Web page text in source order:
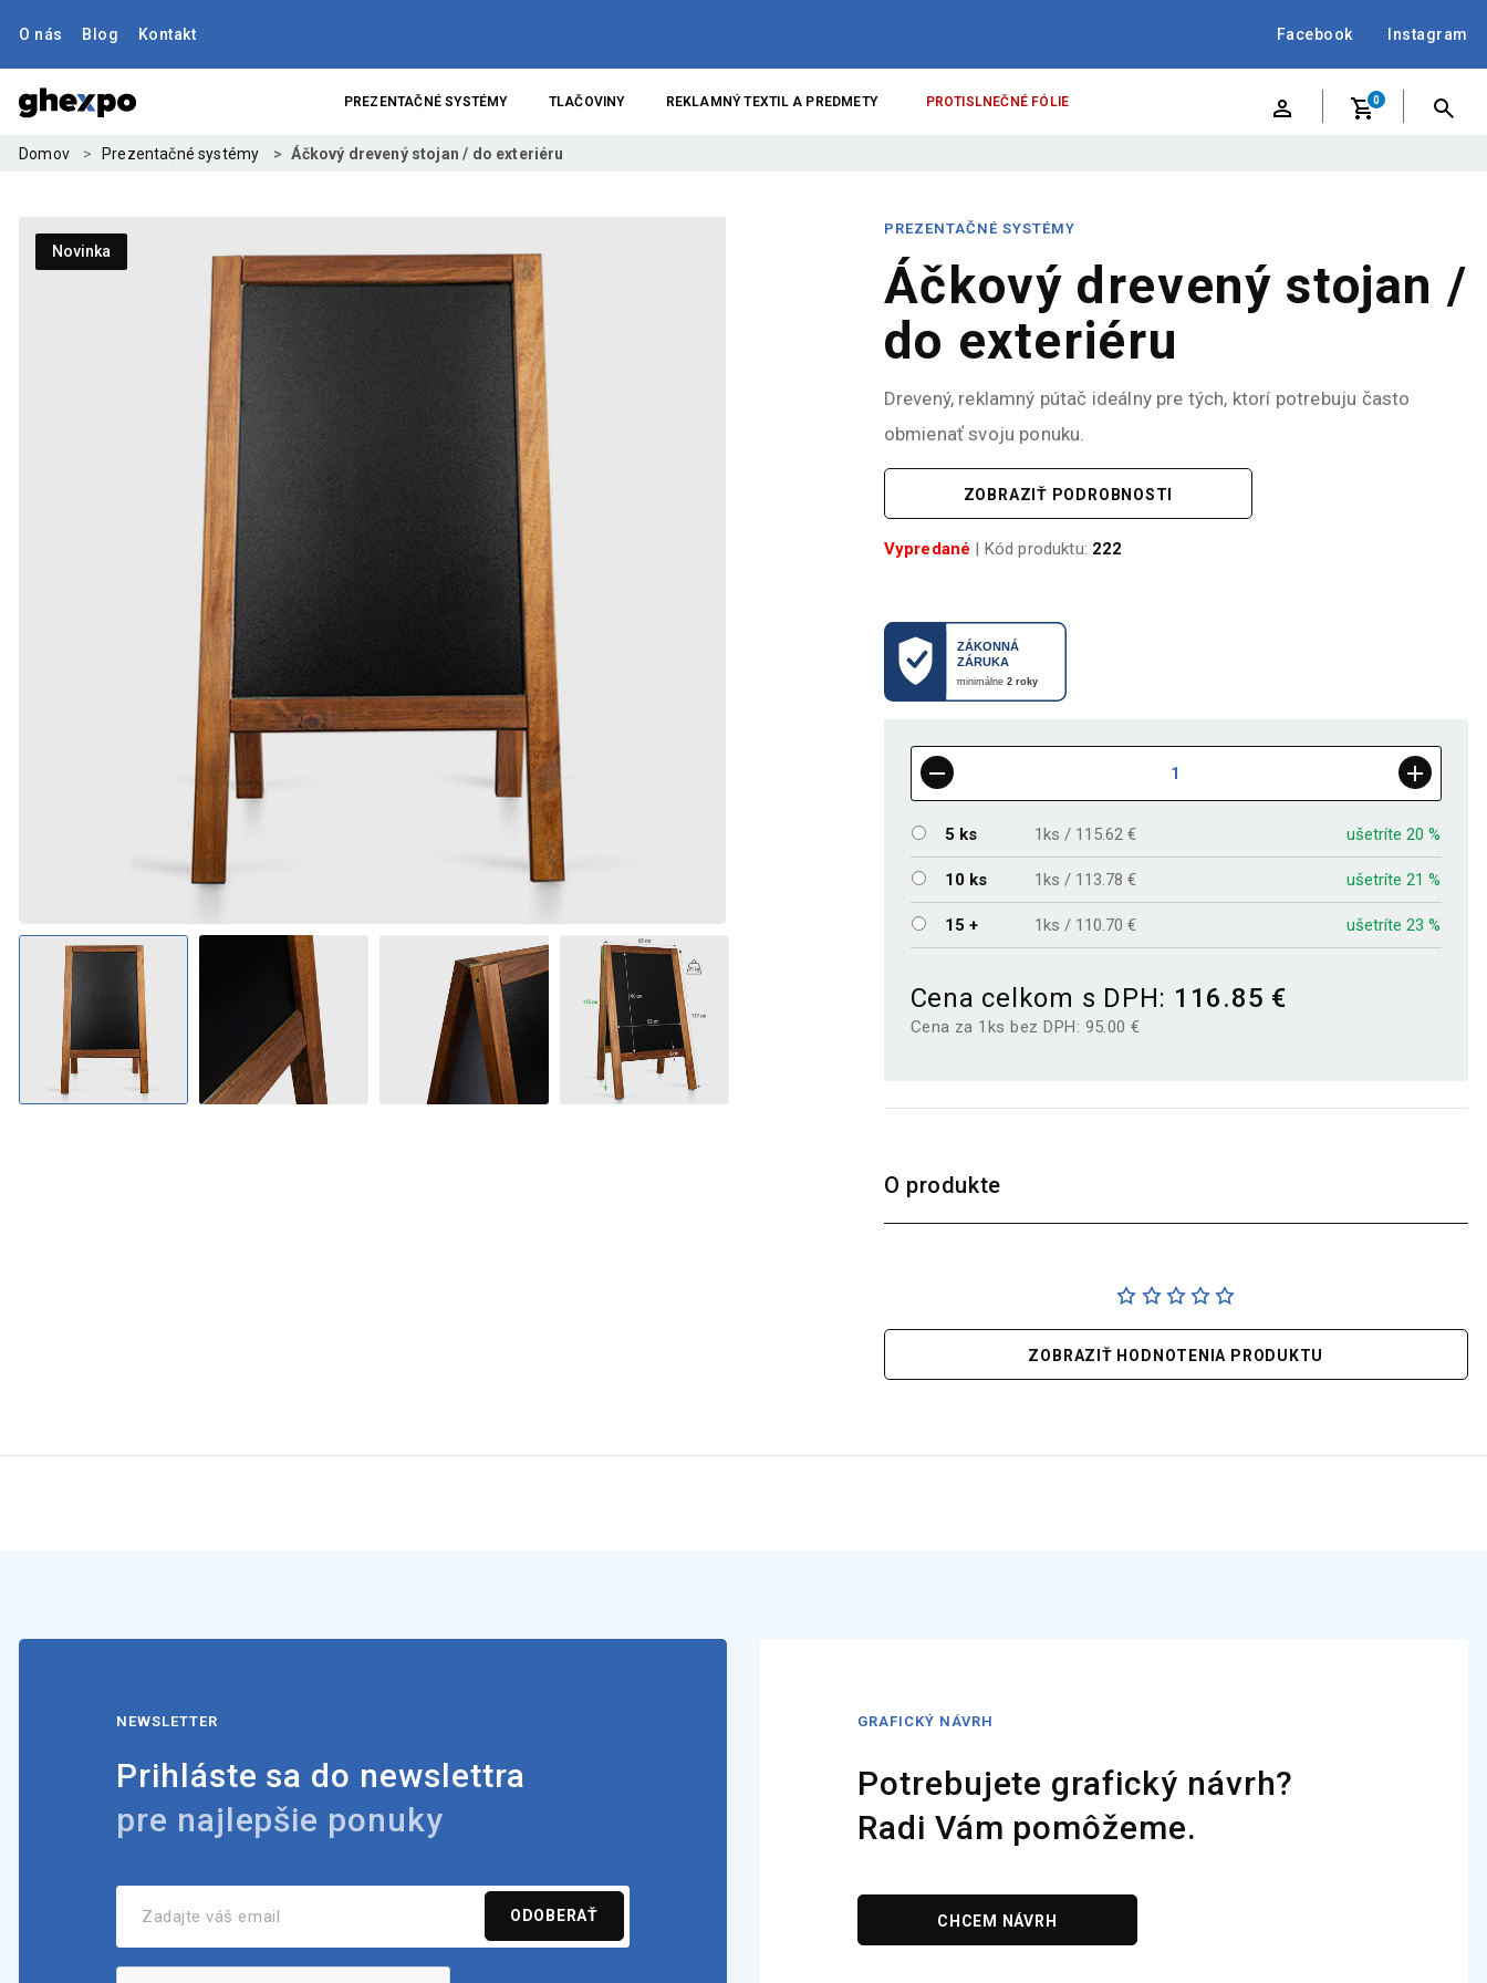
O nás Blog Kontakt Facebook Instagram
PREZENTAČNÉ SYSTÉMY TLAČOVINY REKLAMNÝ TEXTIL A PREDMETY PROTISLNEČNÉ FÓLIE 0
Domov Prezentačné systémy Áčkový drevený stojan / do exteriéru
Novinka
PREZENTAČNÉ SYSTÉMY
Áčkový drevený stojan /
do exteriéru
Drevený, reklamný pútač ideálny pre tých, ktorí potrebuju často
obmienať svoju ponuku.
ZOBRAZIŤ PODROBNOSTI
Vypredané | Kód produktu: 222
5 ks 1ks / 115.62 € ušetríte 20 %
10 ks 1ks / 113.78 € ušetríte 21 %
15 + 1ks / 110.70 € ušetríte 23 %
Cena celkom s DPH: 116.85 €
Cena za 1ks bez DPH: 95.00 €
O produkte
ZOBRAZIŤ HODNOTENIA PRODUKTU
NEWSLETTER
Prihláste sa do newslettra
pre najlepšie ponuky
ODOBERAŤ
GRAFICKÝ NÁVRH
Potrebujete grafický návrh?
Radi Vám pomôžeme.
CHCEM NÁVRH